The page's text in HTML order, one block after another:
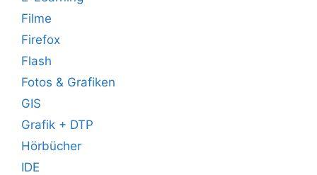
Filme
Firefox
Flash
Fotos & Grafiken
GIS
Grafik + DTP
Hörbücher
IDE